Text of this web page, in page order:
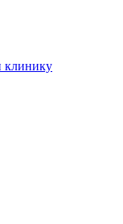
клинику